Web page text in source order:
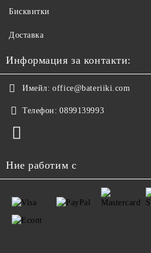
Бисквитки
Доставка
Информация за контакти:
Имейл: office@bateriiki.com
Телефон: 0899139993
Ние работим с